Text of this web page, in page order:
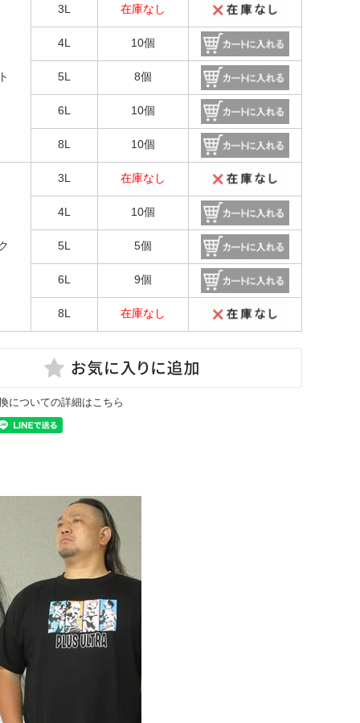
3L 在庫なし
4L 10個
5L 8個
6L 10個
8L 10個
3L 在庫なし
4L 10個
5L 5個
6L 9個
8L 在庫なし
についての詳細はこちら